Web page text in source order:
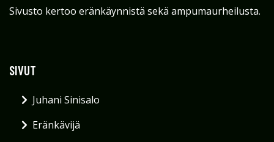
Sivusto kertoo eränkäynnistä sekä ampumaurheilusta.
SIVUT
Juhani Sinisalo
Eränkävijä